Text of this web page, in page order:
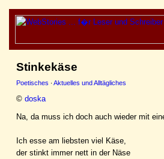
Stinkekäse
Poetisches · Aktuelles und Alltägliches
© doska
Na, da muss ich doch auch wieder mit
Ich esse am liebsten viel Käse,
der stinkt immer nett in der Näse